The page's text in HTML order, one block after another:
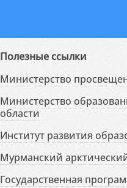
Полезные ссылки
Министерство
Министерство
области
Институт развития
Мурманский
Государственная